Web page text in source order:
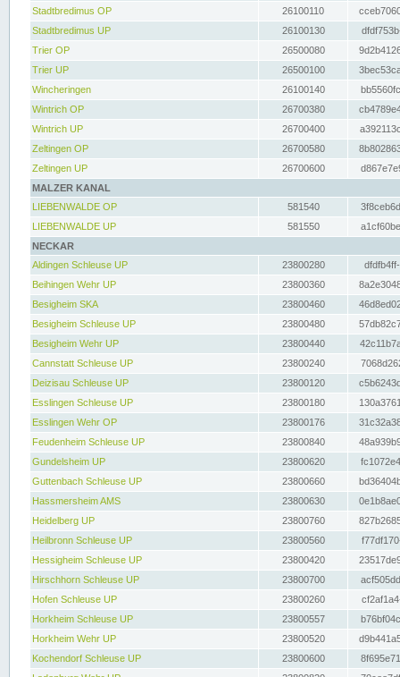
Stadtbredimus OP
26100110
Stadtbredimus UP
26100130
Trier OP
26500080
Trier UP
26500100
Wincheringen
26100140
Wintrich OP
26700380
Wintrich UP
26700400
Zeltingen OP
26700580
Zeltingen UP
26700600
MALZER KANAL
LIEBENWALDE OP
581540
LIEBENWALDE UP
581550
NECKAR
Aldingen Schleuse UP
23800280
Beihingen Wehr UP
23800360
Besigheim SKA
23800460
Besigheim Schleuse UP
23800480
Besigheim Wehr UP
23800440
Cannstatt Schleuse UP
23800240
Deizisau Schleuse UP
23800120
Esslingen Schleuse UP
23800180
Esslingen Wehr OP
23800176
Feudenheim Schleuse UP
23800840
Gundelsheim UP
23800620
Guttenbach Schleuse UP
23800660
Hassmersheim AMS
23800630
Heidelberg UP
23800760
Heilbronn Schleuse UP
23800560
Hessigheim Schleuse UP
23800420
Hirschhorn Schleuse UP
23800700
Hofen Schleuse UP
23800260
Horkheim Schleuse UP
23800557
Horkheim Wehr UP
23800520
Kochendorf Schleuse UP
23800600